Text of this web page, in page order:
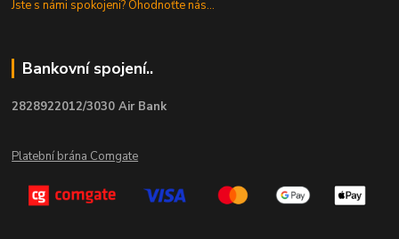
Jste s námi spokojeni? Ohodnoťte nás...
Bankovní spojení..
2828922012/3030 Air Bank
Platební brána Comgate